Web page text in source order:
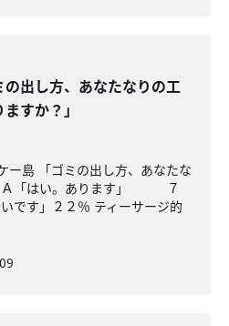
の出し方、あなたなりの工
すか？」
ー島 「ゴミの出し方、あなたな
Ａ「はい。あります」 ７
です」２２％ ティーサージ的